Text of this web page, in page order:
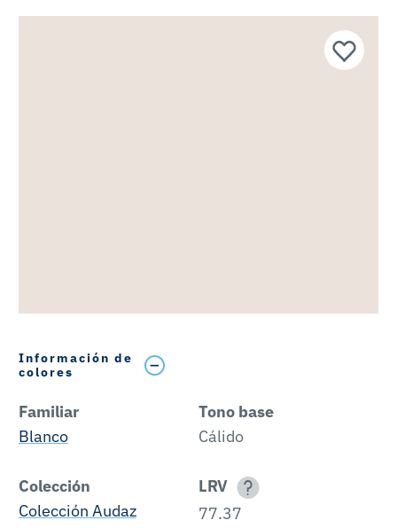
Información de
colores
Familiar
Blanco
Tono base
Cálido
Colección
Colección Audaz
LRV
77.37